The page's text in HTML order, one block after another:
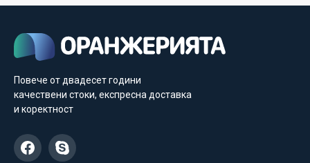
Повече от двадесет години
качествени стоки, експресна доставка
и коректност